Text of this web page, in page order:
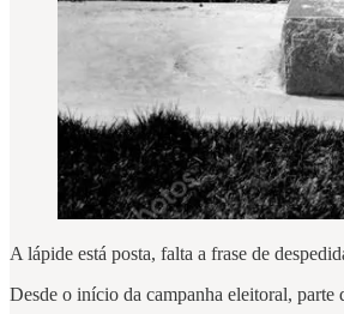
A lápide está posta, falta a frase de
Desde o início da campanha eleitoral,